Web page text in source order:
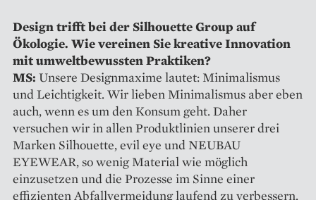
Design trifft bei der Silhouette Group auf
Ökologie. Wie vereinen Sie kreative Innovation
mit umweltbewussten Praktiken?
MS: Unsere Designmaxime lautet: Minimalismus
und Leichtigkeit. Wir lieben Minimalismus aber eben
auch, wenn es um den Konsum geht. Daher
versuchen wir in allen Produktlinien unserer drei
Marken Silhouette, evil eye und NEUBAU
EYEWEAR, so wenig Material wie möglich
einzusetzen und die Prozesse im Sinne einer
effizienten Abfallvermeidung laufend zu verbessern.